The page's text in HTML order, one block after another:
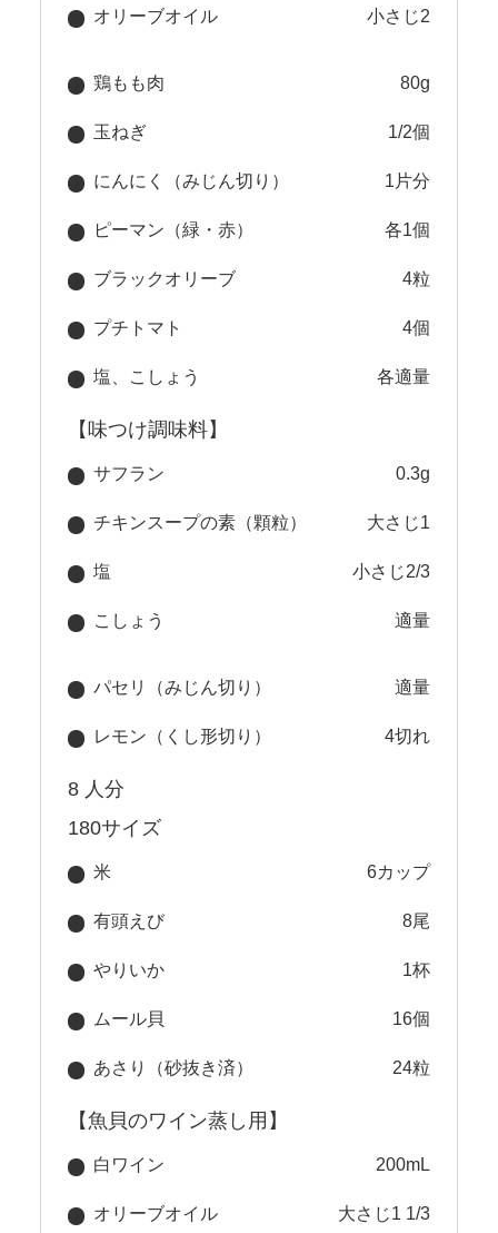
オリーブオイル 小さじ2
鶏もも肉 80g
玉ねぎ 1/2個
にんにく（みじん切り） 1片分
ピーマン（緑・赤） 各1個
ブラックオリーブ 4粒
プチトマト 4個
塩、こしょう 各適量
【味つけ調味料】
サフラン 0.3g
チキンスープの素（顆粒） 大さじ1
塩 小さじ2/3
こしょう 適量
パセリ（みじん切り） 適量
レモン（くし形切り） 4切れ
8 人分
180サイズ
米 6カップ
有頭えび 8尾
やりいか 1杯
ムール貝 16個
あさり（砂抜き済） 24粒
【魚貝のワイン蒸し用】
白ワイン 200mL
オリーブオイル 大さじ1 1/3